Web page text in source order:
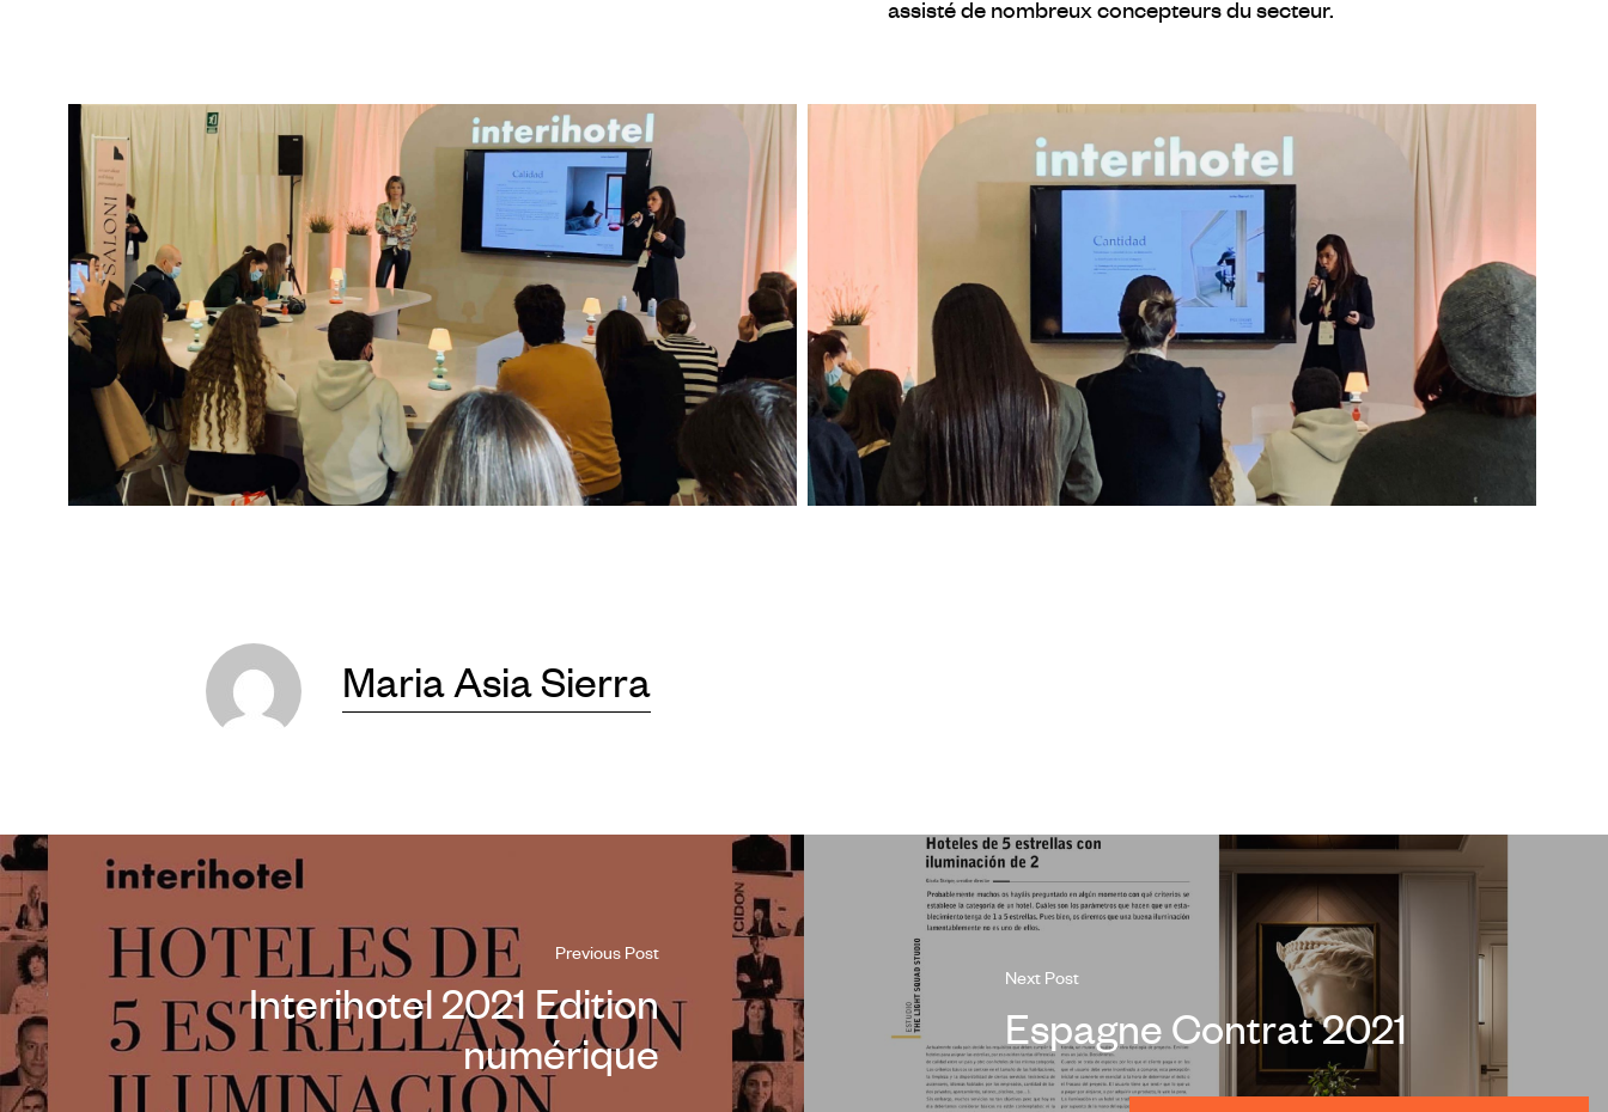
assisté de nombreux concepteurs du secteur.
Interiohotel1 Interiohotel2
Maria Asia Sierra
Previous Post
Interihotel 2021 Edition
numérique
Next Post
Espagne Contrat 2021